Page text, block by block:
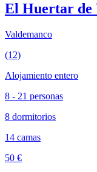
El Huertar de
Valdemanco
(12)
Alojamiento entero
8 - 21 personas
8 dormitorios
14 camas
50 €